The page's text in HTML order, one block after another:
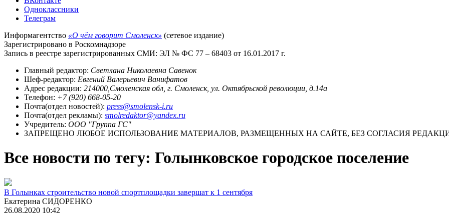
Одноклассники
Телеграм
Информагентство «О чём говорит Смоленск» (сетевое издание)
Зарегистрировано в Роскомнадзоре
Запись в реестре зарегистрированных СМИ: ЭЛ № ФС 77 – 68403 от 16.01.2017 г.
Главный редактор: Светлана Николаевна Савенок
Шеф-редактор: Евгений Валерьевич Ванифатов
Адрес редакции: 214000,Смоленская обл, г. Смоленск, ул. Октябрьской революции, д.14а
Телефон: +7 (920) 668-05-20
Почта(отдел новостей): press@smolensk-i.ru
Почта(отдел рекламы): smolredaktor@yandex.ru
Учредитель: ООО "Группа ГС"
ЗАПРЕЩЕНО ЛЮБОЕ ИСПОЛЬЗОВАНИЕ МАТЕРИАЛОВ, РАЗМЕЩЕННЫХ НА САЙТЕ, БЕЗ СОГЛАСИЯ
Все новости по тегу: Голынковское городское поселение
В Голынках строительство новой спортплощадки завершат к 1 сентября
Екатерина СИДОРЕНКО
26.08.2020 10:42